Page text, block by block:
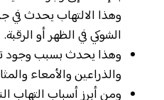
وهذا الالتهاب يحدث في
الشوكي في الظهر أو الرقبة.
وهذا يحدث بسبب وجود
والذراعين والأمعاء
ومن أبرز أسباب التهاب